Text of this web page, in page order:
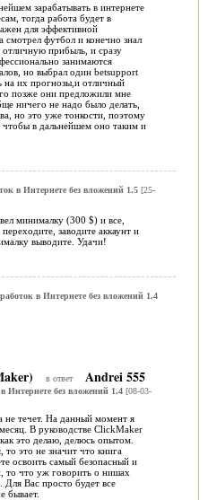
зарабатывать в интернете
тогда работа будет в
для эффективной
смотрел футбол и конечно знал
прибыль, и сразу
занимаются
но выбрал один betsupport
на их прогнозы,и отличный
позже они предложили мне
ничего не надо было делать,
но это уже тонкости, поэтому
в дальнейшем оно таким и
в Интернете без вложений 1.5[25-
минималку (300 $) и все,
заводите аккаунт и
выводите. Удачи!
в Интернете без вложений 1.4
в ответ Andrei 555
Интернете без вложений 1.4[08-03-
не течет. На данный момент я
В руководстве ClickMaker
это делаю, делюсь опытом.
то это не значит что книга
освоить самый безопасный и
то что уж говорить о нишах
Для Вас просто будет все
бывает.